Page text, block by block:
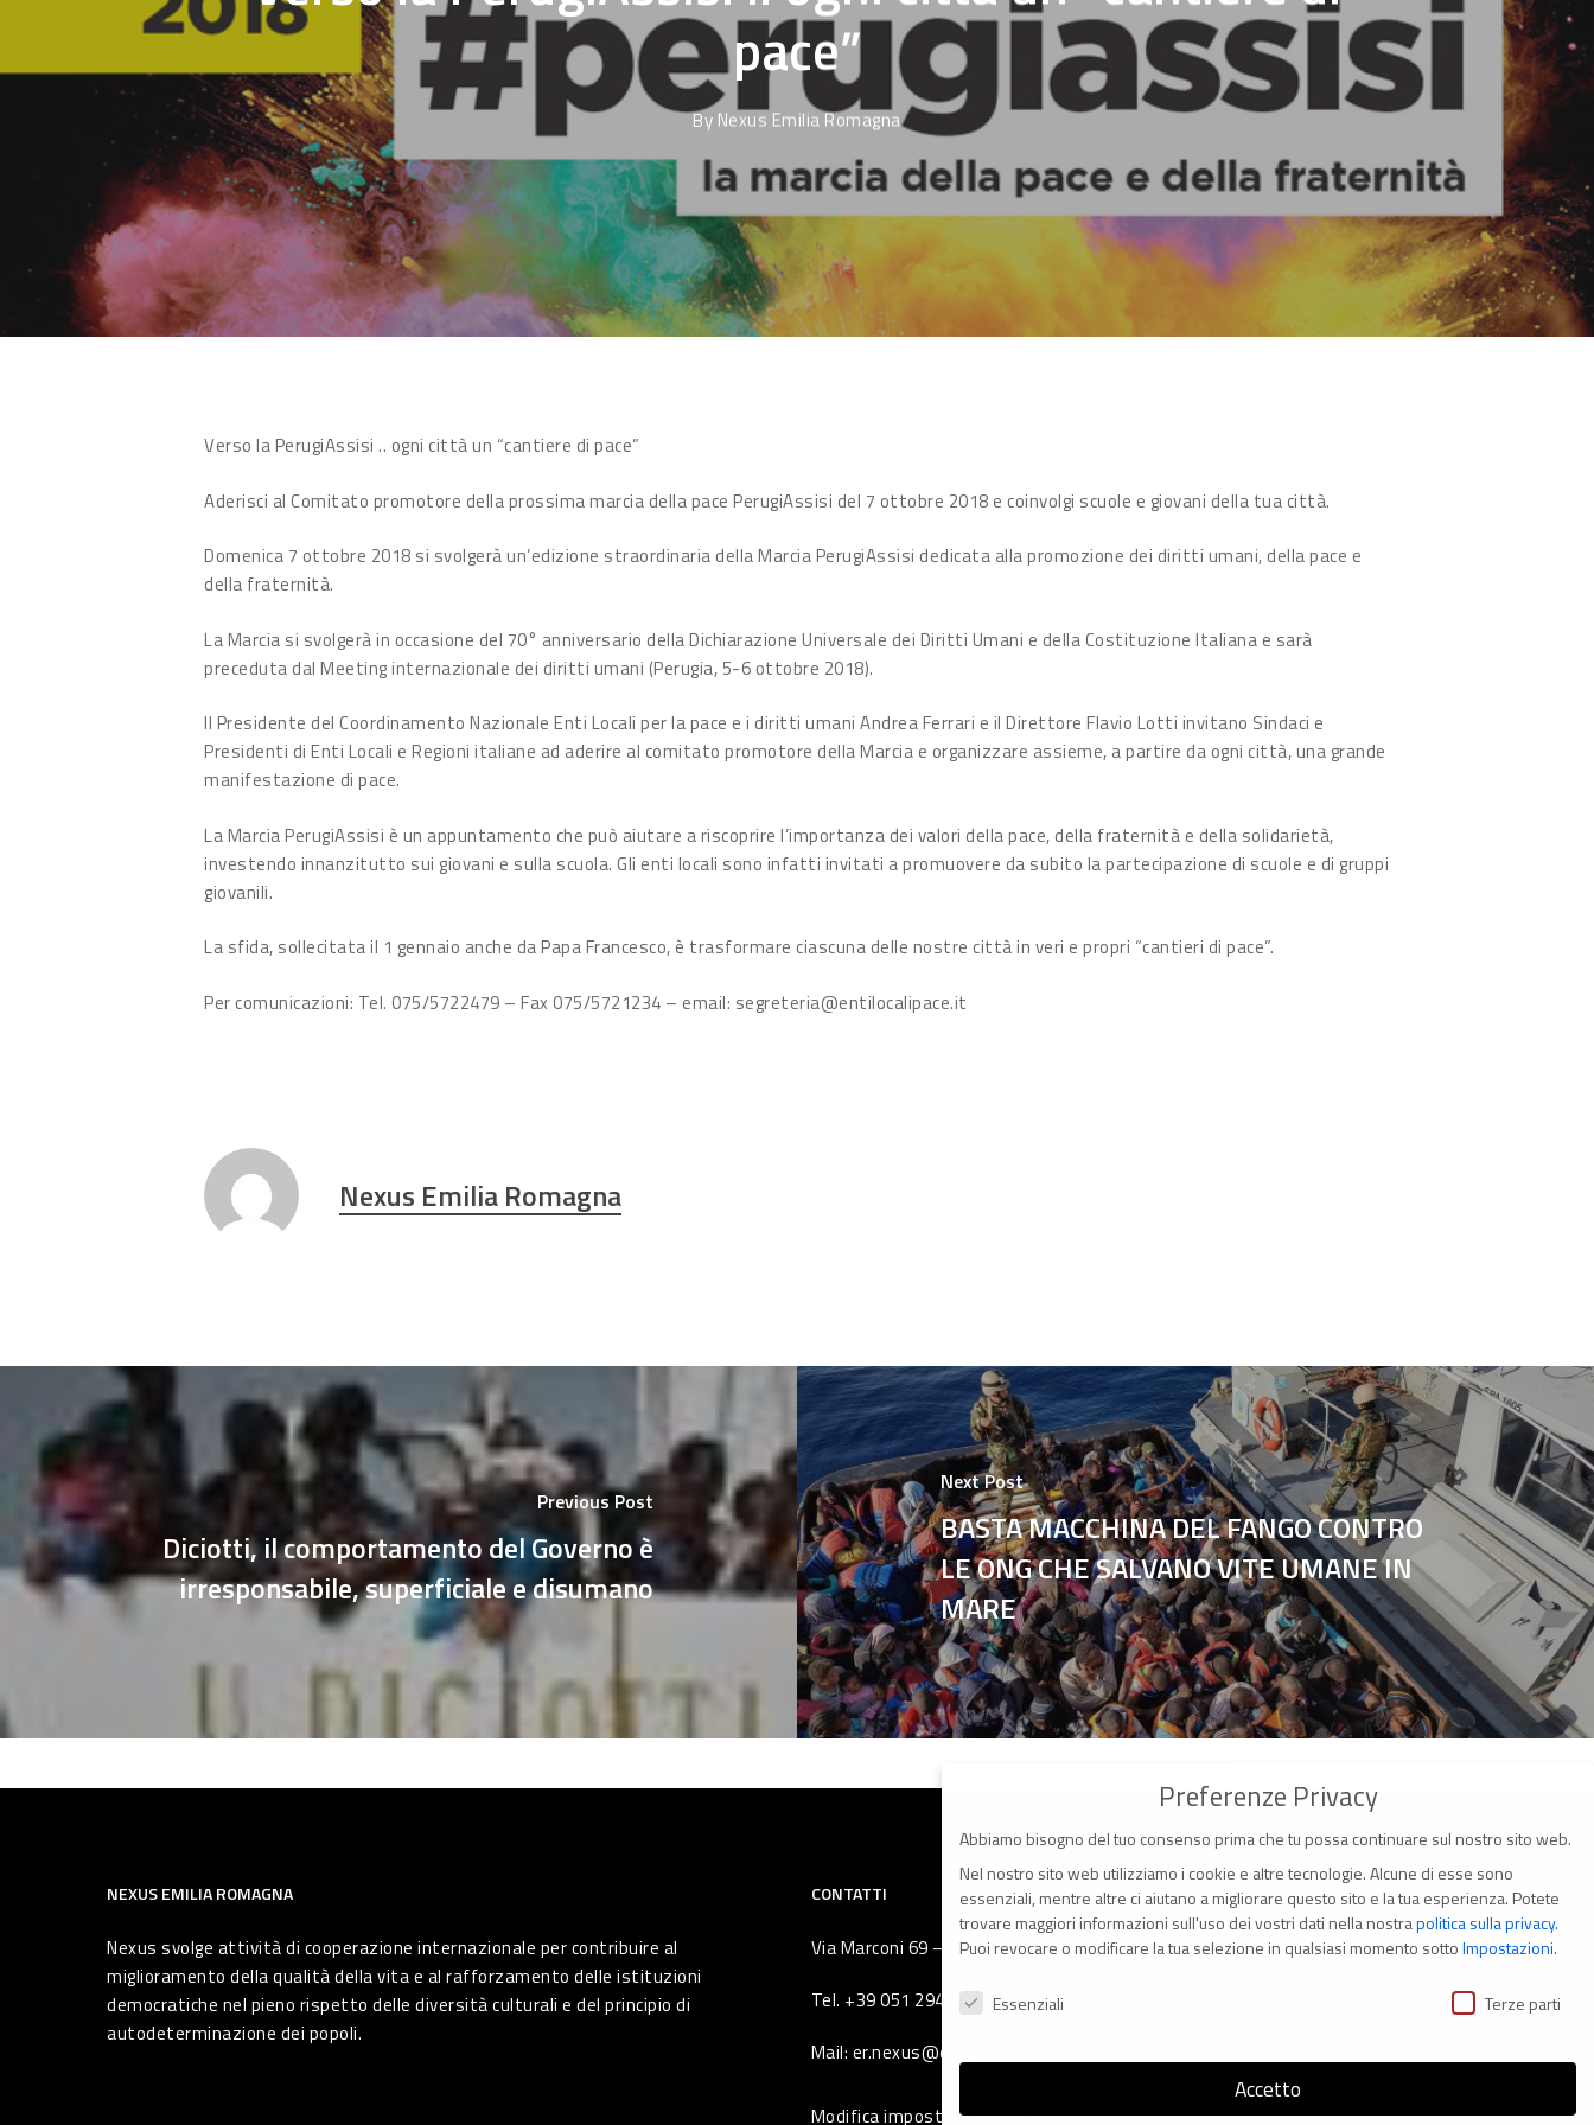
Hit enter to search or ESC to close
pace”
By Nexus Emilia Romagna
Verso la PerugiAssisi .. ogni città un “cantiere di pace”
Aderisci al Comitato promotore della prossima marcia della pace PerugiAssisi del 7 ottobre 2018 e coinvolgi scuole e giovani della tua città.
Domenica 7 ottobre 2018 si svolgerà un’edizione straordinaria della Marcia PerugiAssisi dedicata alla promozione dei diritti umani, della pace e
della fraternità.
La Marcia si svolgerà in occasione del 70° anniversario della Dichiarazione Universale dei Diritti Umani e della Costituzione Italiana e sarà
preceduta dal Meeting internazionale dei diritti umani (Perugia, 5-6 ottobre 2018).
Il Presidente del Coordinamento Nazionale Enti Locali per la pace e i diritti umani Andrea Ferrari e il Direttore Flavio Lotti invitano Sindaci e
Presidenti di Enti Locali e Regioni italiane ad aderire al comitato promotore della Marcia e organizzare assieme, a partire da ogni città, una grande
manifestazione di pace.
La Marcia PerugiAssisi è un appuntamento che può aiutare a riscoprire l’importanza dei valori della pace, della fraternità e della solidarietà,
investendo innanzitutto sui giovani e sulla scuola. Gli enti locali sono infatti invitati a promuovere da subito la partecipazione di scuole e di gruppi
giovanili.
La sfida, sollecitata il 1 gennaio anche da Papa Francesco, è trasformare ciascuna delle nostre città in veri e propri “cantieri di pace”.
Per comunicazioni: Tel. 075/5722479 – Fax 075/5721234 – email: segreteria@entilocalipace.it
Nexus Emilia Romagna
Previous Post
Diciotti, il comportamento del Governo è
irresponsabile, superficiale e disumano
Next Post
BASTA MACCHINA DEL FANGO CONTRO
LE ONG CHE SALVANO VITE UMANE IN
MARE
NEXUS EMILIA ROMAGNA
Nexus svolge attività di cooperazione internazionale per contribuire al
miglioramento della qualità della vita e al rafforzamento delle istituzioni
democratiche nel pieno rispetto delle diversità culturali e del principio di
autodeterminazione dei popoli.
CONTATTI
Via Marconi 69 – 40122 Bologna (Italia)
Tel. +39 051 294 775
Mail: er.nexus@er.cgil.it
Modifica impostazione Cookies
Preferenze Privacy
Abbiamo bisogno del tuo consenso prima che tu possa continuare sul nostro sito web.
Nel nostro sito web utilizziamo i cookie e altre tecnologie. Alcune di esse sono
essenziali, mentre altre ci aiutano a migliorare questo sito e la tua esperienza. Potete
trovare maggiori informazioni sull'uso dei vostri dati nella nostrapolitica sulla privacy.
Puoi revocare o modificare la tua selezione in qualsiasi momento sottoImpostazioni.
Preferenze Privacy
Essenziali Terze parti
Accetto